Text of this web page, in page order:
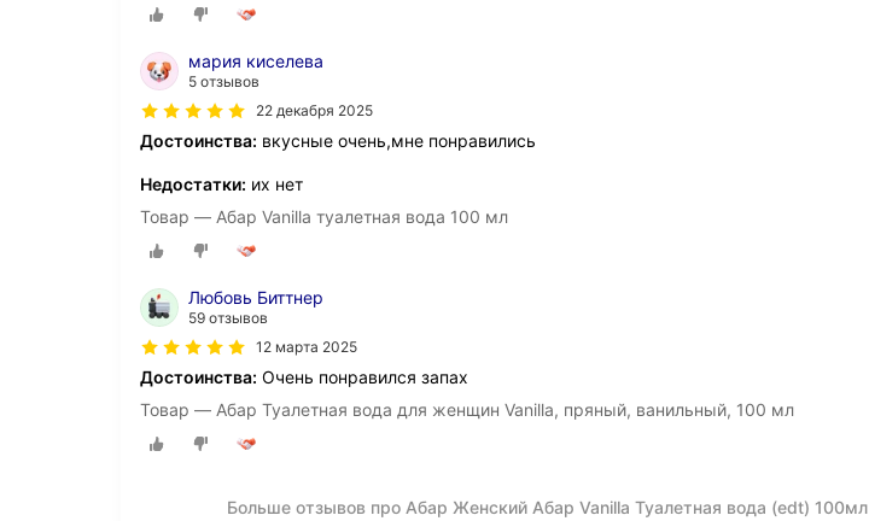
мария киселева
5 отзывов
22 декабря 2025
Достоинства: вкусные очень,мне понравились
Недостатки: их нет
Товар — Абар Vanilla туалетная вода 100 мл
Любовь Биттнер
59 отзывов
12 марта 2025
Достоинства: Очень понравился запах
Товар — Абар Туалетная вода для женщин Vanilla, пряный, ванильный, 100 мл
Больше отзывов про Абар Женский Абар Vanilla Туалетная вода (edt) 100мл